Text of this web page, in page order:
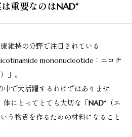
重要なのはNAD⁺
維持の分野で注目されている
mononucleotide：ニコチ
」。
で大活躍するわけではありませ
にとってとても大切な「 NAD⁺ （エ
う物質を作るための材料になること